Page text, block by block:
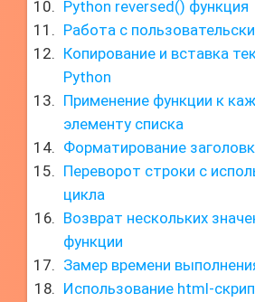
Python reversed() функция
Работа с
Копирование и вставка
Python
Применение функции к
элементу списка
Форматирование
Переворот строки с
цикла
Возврат нескольких
функции
Замер времени
Использование html-